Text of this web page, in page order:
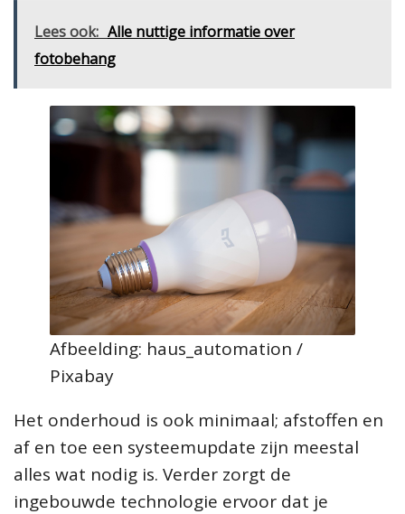
Lees ook: Alle nuttige informatie over
fotobehang
Afbeelding: haus_automation /
Pixabay
Het onderhoud is ook minimaal; afstoffen en
af en toe een systeemupdate zijn meestal
alles wat nodig is. Verder zorgt de
ingebouwde technologie ervoor dat je